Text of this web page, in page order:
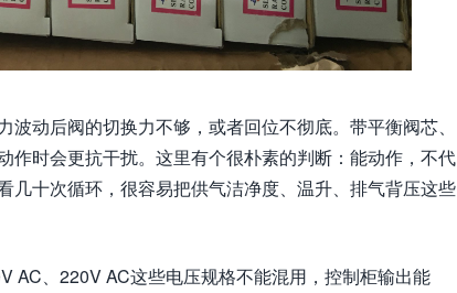
动后阀的切换力不够，或者回位不彻底。带平衡阀芯、
作时会更抗干扰。这里有个很朴素的判断：能动作，不代
几十次循环，很容易把供气洁净度、温升、排气背压这些
AC、220V AC这些电压规格不能混用，控制柜输出能